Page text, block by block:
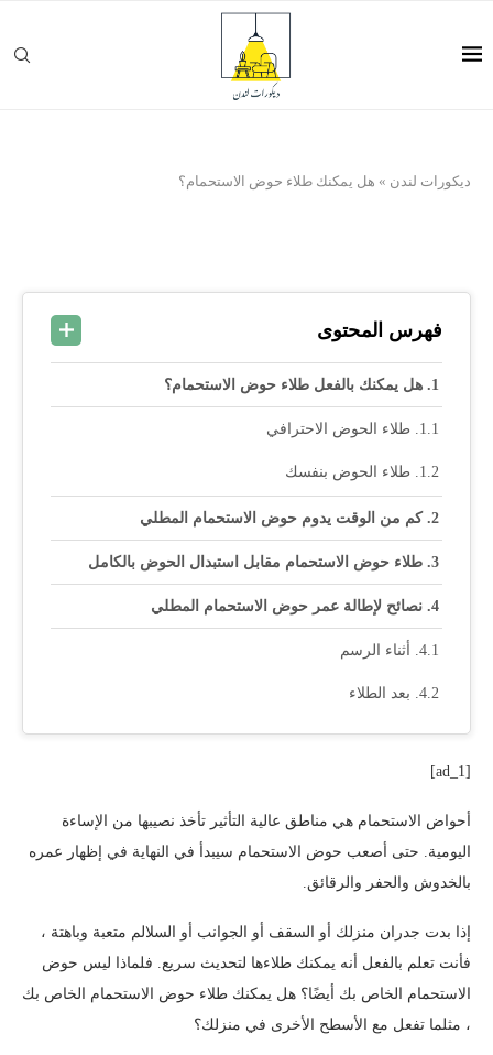
ديكورات لندن » هل يمكنك طلاء حوض الاستحمام؟
فهرس المحتوى
هل يمكنك بالفعل طلاء حوض الاستحمام؟
طلاء الحوض الاحترافي
طلاء الحوض بنفسك
كم من الوقت يدوم حوض الاستحمام المطلي
طلاء حوض الاستحمام مقابل استبدال الحوض بالكامل
نصائح لإطالة عمر حوض الاستحمام المطلي
أثناء الرسم
بعد الطلاء
[ad_1]
أحواض الاستحمام هي مناطق عالية التأثير تأخذ نصيبها من الإساءة
اليومية. حتى أصعب حوض الاستحمام سيبدأ في النهاية في إظهار عمره
بالخدوش والحفر والرقائق.
إذا بدت جدران منزلك أو السقف أو الجوانب أو السلالم متعبة وباهتة ،
فأنت تعلم بالفعل أنه يمكنك طلاءها لتحديث سريع. فلماذا ليس حوض
الاستحمام الخاص بك أيضًا؟ هل يمكنك طلاء حوض الاستحمام الخاص بك
، مثلما تفعل مع الأسطح الأخرى في منزلك؟